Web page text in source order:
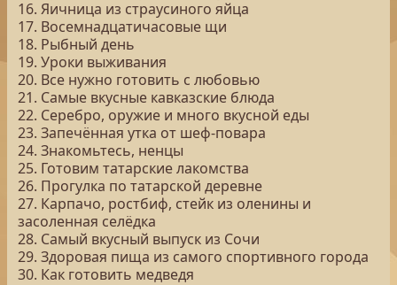
16. Яичница из страусиного яйца
17. Восемнадцатичасовые щи
18. Рыбный день
19. Уроки выживания
20. Все нужно готовить с любовью
21. Самые вкусные кавказские блюда
22. Серебро, оружие и много вкусной еды
23. Запечённая утка от шеф-повара
24. Знакомьтесь, ненцы
25. Готовим татарские лакомства
26. Прогулка по татарской деревне
27. Карпачо, ростбиф, стейк из оленины и
засоленная селёдка
28. Самый вкусный выпуск из Сочи
29. Здоровая пища из самого спортивного города
30. Как готовить медведя